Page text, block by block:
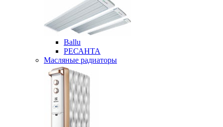
Ballu
РЕСАНТА
Масляные радиаторы